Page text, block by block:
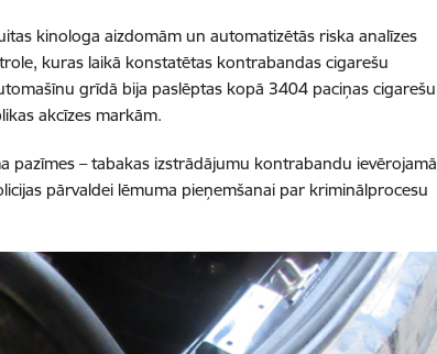
kinologa aizdomām un automatizētās riska analīzes
kuras laikā konstatētas kontrabandas cigarešu
grīdā bija paslēptas kopā 3404 paciņas cigarešu
akcīzes markām.
– tabakas izstrādājumu kontrabandu ievērojamā
pārvaldei lēmuma pieņemšanai par kriminālprocesu